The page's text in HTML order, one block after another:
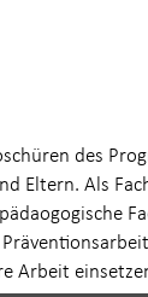
des
Eltern. Als
Arbeit